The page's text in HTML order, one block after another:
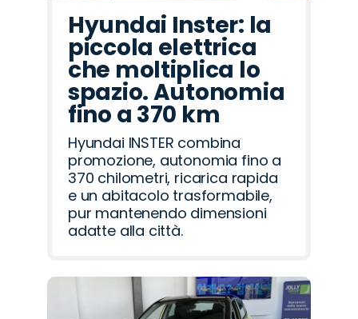
Hyundai Inster: la
piccola elettrica
che moltiplica lo
spazio. Autonomia
fino a 370 km
Hyundai INSTER combina
promozione, autonomia fino a
370 chilometri, ricarica rapida
e un abitacolo trasformabile,
pur mantenendo dimensioni
adatte alla città.